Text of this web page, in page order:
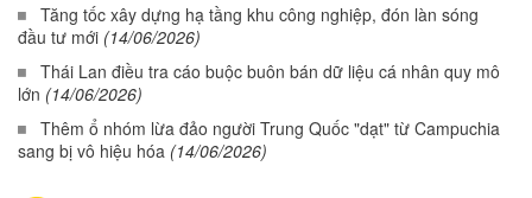
Tăng tốc xây dựng hạ tầng khu công nghiệp, đón làn sóng
đầu tư mới (14/06/2026)
Thái Lan điều tra cáo buộc buôn bán dữ liệu cá nhân quy mô
lớn (14/06/2026)
Thêm ổ nhóm lừa đảo người Trung Quốc "dạt" từ Campuchia
sang bị vô hiệu hóa (14/06/2026)